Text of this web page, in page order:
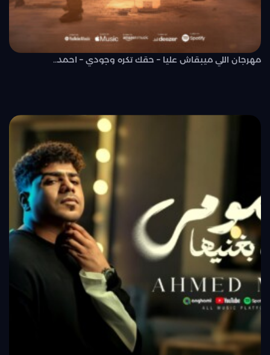
مهرجان اللي ميبقاش عليا – حقك تكره وجودي – احمد..